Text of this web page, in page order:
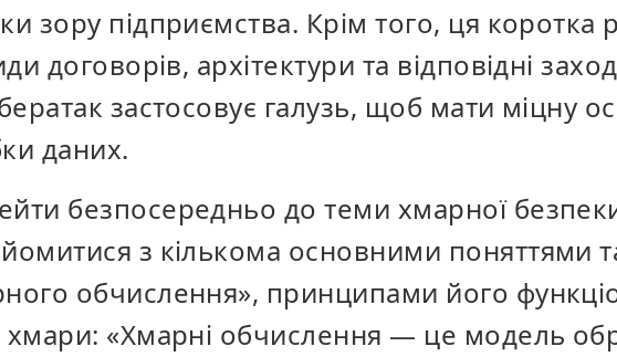
зору підприємства. Крім того, ця коротка
договорів, архітектури та відповідні
застосовує галузь, щоб мати міцну
даних.
безпосередньо до теми хмарної
з кількома основними поняттями
обчислення», принципами його
хмари: «Хмарні обчислення — це модель